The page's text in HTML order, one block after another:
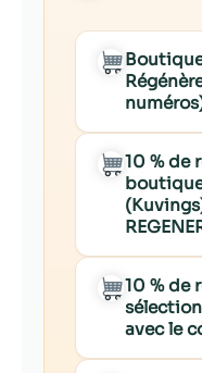
10 % de
10 % de
avec le